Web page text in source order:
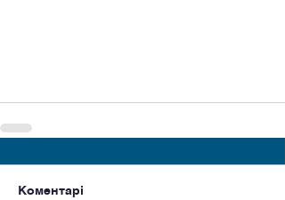
Коментарі